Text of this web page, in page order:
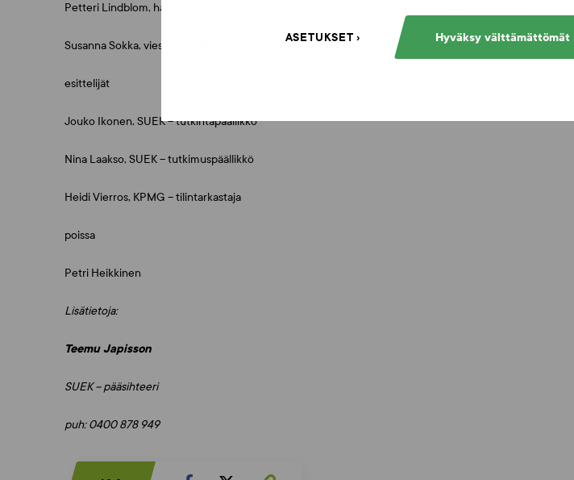
Hyväksy välttämättömät
ASETUKSET
Petteri Lindblom, hallituksen sihteeri (poissa palkkojen määräytymisen periaatteet -kohdassa)
Susanna Sokka, viestintäpäällikkö (poissa palkkojen määräytymisen periaatteet -kohdassa)
esittelijät
Jouko Ikonen, SUEK – tutkintapäällikkö
Nina Laakso, SUEK – tutkimuspäällikkö
Heidi Vierros, KPMG – tilintarkastaja
poissa
Petri Heikkinen
Lisätietoja:
Teemu Japisson
SUEK – pääsihteeri
puh: 0400 878 949